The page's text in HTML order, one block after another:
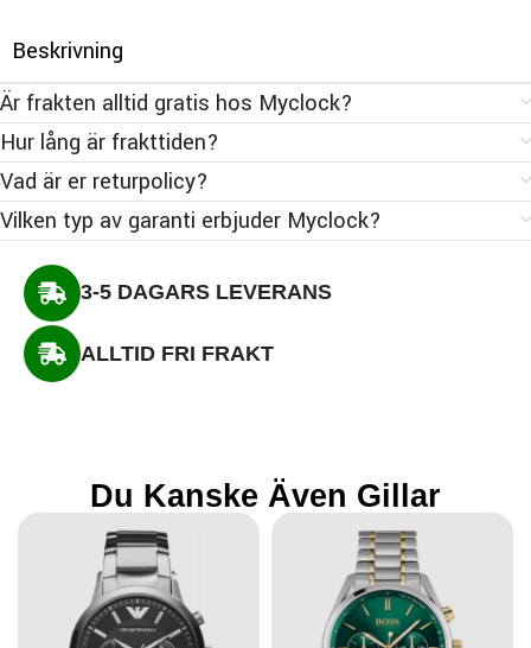
Beskrivning
Är frakten alltid gratis hos Myclock?
Hur lång är frakttiden?
Vad är er returpolicy?
Vilken typ av garanti erbjuder Myclock?
3-5 DAGARS LEVERANS
ALLTID FRI FRAKT
Du Kanske Även Gillar